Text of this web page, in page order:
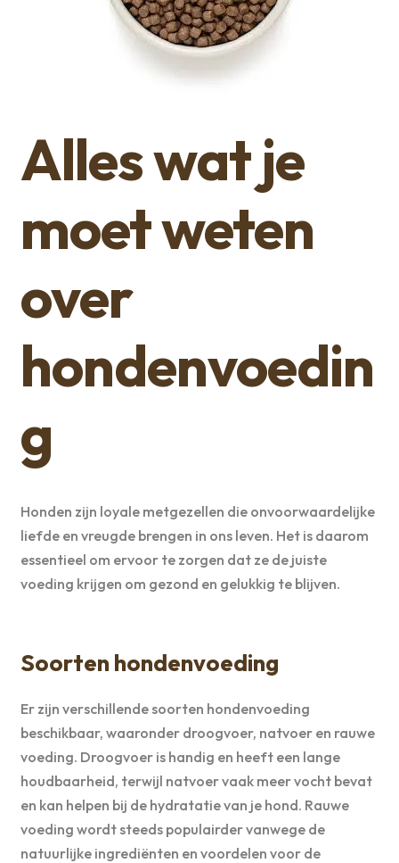
Alles wat je
moet weten
over
hondenvoedin
g
Honden zijn loyale metgezellen die onvoorwaardelijke
liefde en vreugde brengen in ons leven. Het is daarom
essentieel om ervoor te zorgen dat ze de juiste
voeding krijgen om gezond en gelukkig te blijven.
Soorten hondenvoeding
Er zijn verschillende soorten hondenvoeding
beschikbaar, waaronder droogvoer, natvoer en rauwe
voeding. Droogvoer is handig en heeft een lange
houdbaarheid, terwijl natvoer vaak meer vocht bevat
en kan helpen bij de hydratatie van je hond. Rauwe
voeding wordt steeds populairder vanwege de
natuurlijke ingrediënten en voordelen voor de